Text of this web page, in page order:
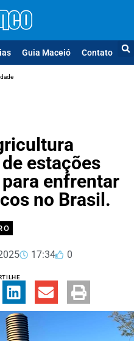
Guia Maceió Contato
estações
enfrentar
no Brasil.
17:34 0